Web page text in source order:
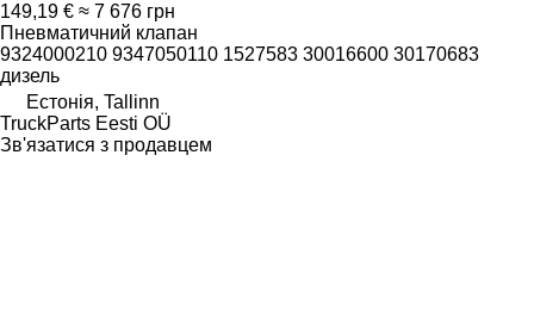
149,19 € ≈ 7 676 грн
Пневматичний клапан
9324000210 9347050110 1527583 30016600 30170683
дизель
Естонія, Tallinn
TruckParts Eesti OÜ
Зв'язатися з продавцем